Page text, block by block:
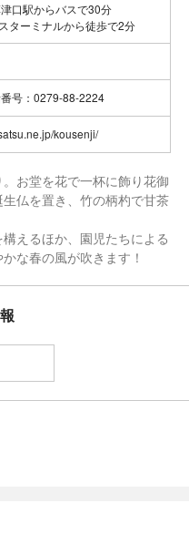
口駅からバスで30分
ターミナルから徒歩で2分
号：0279-88-2224
kousenji/
お堂を花で一杯に飾り花御
仏を置き、竹の柄杓で甘茶
えるほか、園児たちによる
な春の風が吹きます！